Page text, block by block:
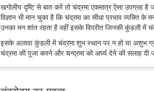
खगोलीय दृष्टि से बात करें तो चंद्रमा एकमात्र ऐसा
विज्ञान भी मान चुका है कि चंद्रमा का सीधा प्रभाव
उनका मन शांत रहता है वहीं इसके विपरीत जिनकी कुंडली में
इसके अलावा कुंडली में चंद्रमा शुभ स्थान पर न हो या अशुभ
चंद्रमा की पूजा करने और चन्द्रमा को अर्घ्य देने की सलाह दी